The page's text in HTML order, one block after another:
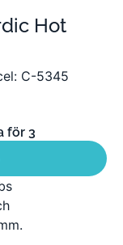
Hot
C-5345
för 3